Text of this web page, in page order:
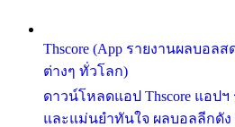
Thscore (App รายงานผลบอล
ต่างๆ ทั่วโลก)
ดาวน์โหลดแอป Thscore แอป
และแม่นยำทันใจ ผลบอลลีกดั